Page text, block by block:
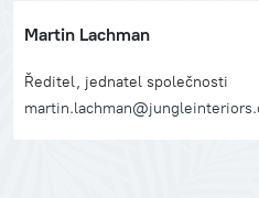
Martin Lachman
Ředitel, jednatel společnosti